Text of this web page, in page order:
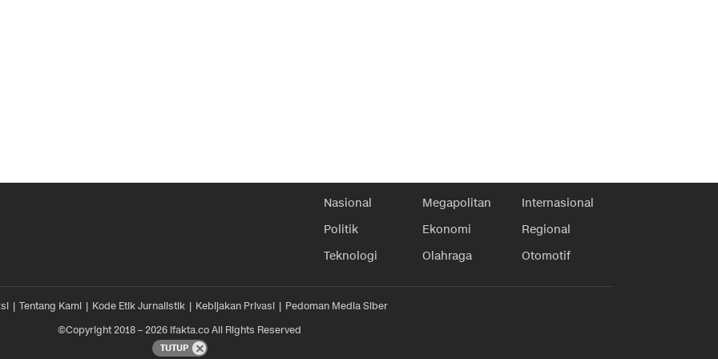
Nasional Megapolitan
Internasional
Politik
Ekonomi
Regional
Teknologi
Olahraga Otomotif
Tentang Kami Kode Etik Jurnalistik Kebijakan Privasi
Pedoman Media Siber
©Copyright 2018 – 2026 ifakta.co All Rights Reserved
TUTUP